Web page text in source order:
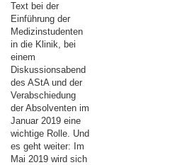
Text bei der
Einführung der
Medizinstudenten
in die Klinik, bei
einem
Diskussionsabend
des AStA und der
Verabschiedung
der Absolventen im
Januar 2019 eine
wichtige Rolle. Und
es geht weiter: Im
Mai 2019 wird sich